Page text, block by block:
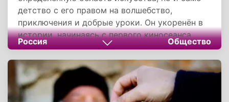
детство с его правом на волшебство,
приключения и добрые уроки. Он укоренён в
истории, начинаясь с первого киносеанса
1898 года, и обращён в будущее, напоминая о
непреходящей необходимости создавать для
детей умное, качественное и душевное кино.
Этот день подчёркивает, что детский
кинематограф — это мощная сила, способная
Россия Общество